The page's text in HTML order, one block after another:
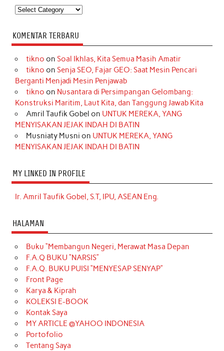
Kategori
KOMENTAR TERBARU
tikno on Soal Ikhlas, Kita Semua Masih Amatir
tikno on Senja SEO, Fajar GEO: Saat Mesin Pencari
Berganti Menjadi Mesin Penjawab
tikno on Nusantara di Persimpangan Gelombang:
Konstruksi Maritim, Laut Kita, dan Tanggung Jawab Kita
Amril Taufik Gobel on UNTUK MEREKA, YANG
MENYISAKAN JEJAK INDAH DI BATIN
Musniaty Musni on UNTUK MEREKA, YANG
MENYISAKAN JEJAK INDAH DI BATIN
MY LINKED IN PROFILE
Ir. Amril Taufik Gobel, S.T, IPU, ASEAN Eng.
HALAMAN
Buku “Membangun Negeri, Merawat Masa Depan
F.A.Q BUKU “NARSIS”
F.A.Q. BUKU PUISI “MENYESAP SENYAP”
Front Page
Karya & Kiprah
KOLEKSI E-BOOK
Kontak Saya
MY ARTICLE @YAHOO INDONESIA
Portofolio
Tentang Saya